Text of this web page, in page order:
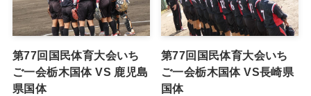
第77回国民体育大会いち
ご一会栃木国体 VS 鹿児島
県国体
第77回国民体育大会いち
ご一会栃木国体 VS長崎県
国体